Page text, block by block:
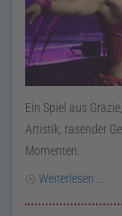
Ein Spiel aus
Artistik, rasender
Momenten.
Weiterlesen …